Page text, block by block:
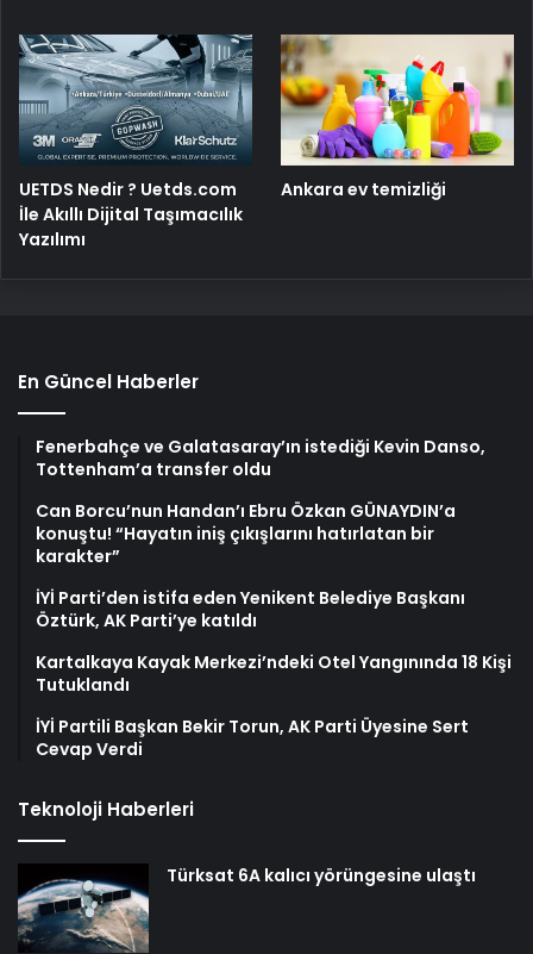
UETDS Nedir ? Uetds.com
İle Akıllı Dijital Taşımacılık
Yazılımı
Ankara ev temizliği
En Güncel Haberler
Fenerbahçe ve Galatasaray’ın istediği Kevin Danso,
Tottenham’a transfer oldu
Can Borcu’nun Handan’ı Ebru Özkan GÜNAYDIN’a
konuştu! “Hayatın iniş çıkışlarını hatırlatan bir
karakter”
İYİ Parti’den istifa eden Yenikent Belediye Başkanı
Öztürk, AK Parti’ye katıldı
Kartalkaya Kayak Merkezi’ndeki Otel Yangınında 18 Kişi
Tutuklandı
İYİ Partili Başkan Bekir Torun, AK Parti Üyesine Sert
Cevap Verdi
Teknoloji Haberleri
Türksat 6A kalıcı yörüngesine ulaştı